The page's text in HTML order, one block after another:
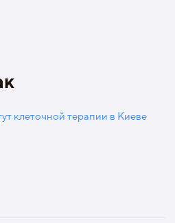
клеточной терапии в Киеве